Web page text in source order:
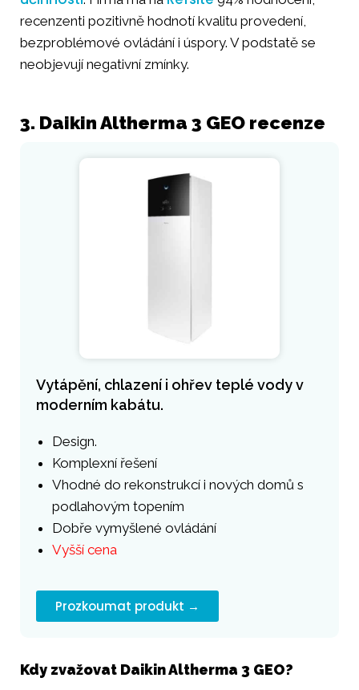
recenzenti pozitivně hodnotí kvalitu provedení,
bezproblémové ovládání i úspory. V podstatě se
neobjevují negativní zmínky.
3. Daikin Altherma 3 GEO recenze
Vytápění, chlazení i ohřev teplé vody v
moderním kabátu.
Design.
Komplexní řešení
Vhodné do rekonstrukcí i nových domů s
podlahovým topením
Dobře vymyšlené ovládání
Vyšší cena
Prozkoumat produkt →
Kdy zvažovat Daikin Altherma 3 GEO?